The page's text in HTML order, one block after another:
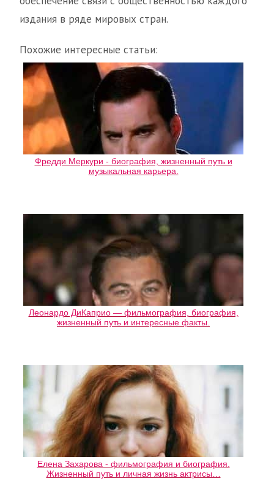
издания в ряде мировых стран.
Похожие интересные статьи:
Фредди Меркури - биография, жизненный путь и
музыкальная карьера.
Леонардо ДиКаприо — фильмография, биография,
жизненный путь и интересные факты.
Елена Захарова - фильмография и биография.
Жизненный путь и личная жизнь актрисы…